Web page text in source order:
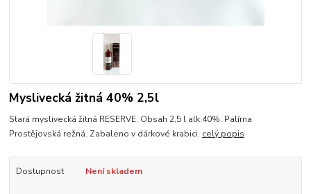
Myslivecká žitná 40% 2,5l
Stará myslivecká žitná RESERVE. Obsah 2,5 l alk.40%. Palírna
Prostějovská režná. Zabaleno v dárkové krabici. celý popis
Dostupnost Není skladem